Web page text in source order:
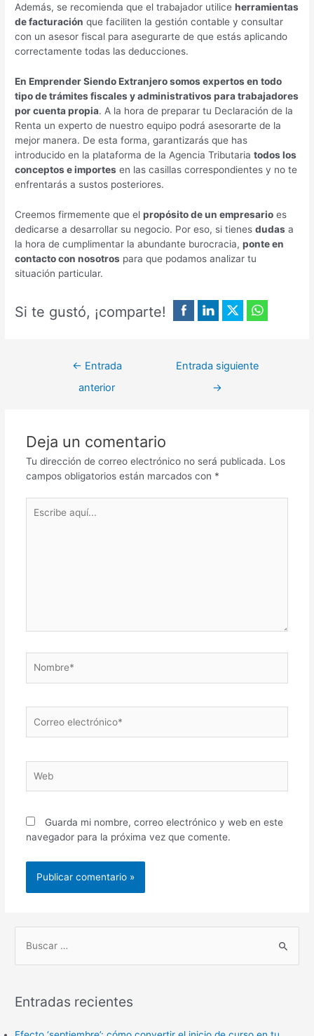
Además, se recomienda que el trabajador utiliceherramientas
de facturación que faciliten la gestión contable y consultar
con un asesor fiscal para asegurarte de que estás aplicando
correctamente todas las deducciones.
En Emprender Siendo Extranjero somos expertos en todo
tipo de trámites fiscales y administrativos para trabajadores
por cuenta propia. A la hora de preparar tu Declaración de la
Renta un experto de nuestro equipo podrá asesorarte de la
mejor manera. De esta forma, garantizarás que has
introducido en la plataforma de la Agencia Tributariatodos los
conceptos e importes en las casillas correspondientes y no te
enfrentarás a sustos posteriores.
Creemos firmemente que elpropósito de un empresario es
dedicarse a desarrollar su negocio. Por eso, si tienesdudas a
la hora de cumplimentar la abundante burocracia,ponte en
contacto con nosotros para que podamos analizar tu
situación particular.
Si te gustó, ¡comparte!
← Entrada
anterior
Entrada siguiente
→
Deja un comentario
Tu dirección de correo electrónico no será publicada. Los
campos obligatorios están marcados con *
aquí...
electrónico*
Guarda mi nombre, correo electrónico y web en este
navegador para la próxima vez que comente.
u
c
Entradas recientes